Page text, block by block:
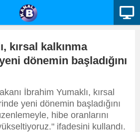
kırsal kalkınma
dönemin başladığını
İbrahim Yumaklı, kırsal
yeni dönemin başladığını
hibe oranlarını
ifadesini kullandı.